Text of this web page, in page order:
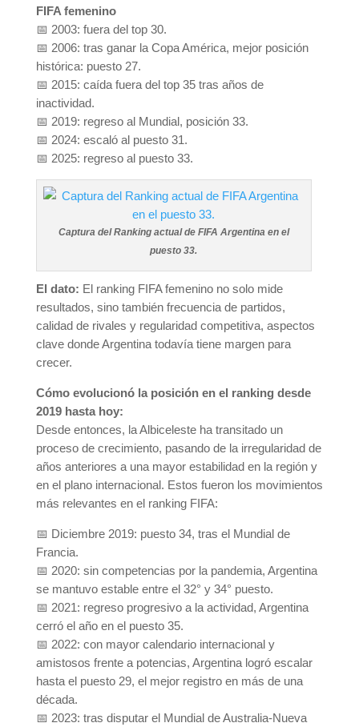
FIFA femenino
📅 2003: fuera del top 30.
📅 2006: tras ganar la Copa América, mejor posición
histórica: puesto 27.
📅 2015: caída fuera del top 35 tras años de
inactividad.
📅 2019: regreso al Mundial, posición 33.
📅 2024: escaló al puesto 31.
📅 2025: regreso al puesto 33.
Captura del Ranking actual de FIFA Argentina en el
puesto 33.
El dato: El ranking FIFA femenino no solo mide
resultados, sino también frecuencia de partidos,
calidad de rivales y regularidad competitiva, aspectos
clave donde Argentina todavía tiene margen para
crecer.
Cómo evolucionó la posición en el ranking desde
2019 hasta hoy:
Desde entonces, la Albiceleste ha transitado un
proceso de crecimiento, pasando de la irregularidad de
años anteriores a una mayor estabilidad en la región y
en el plano internacional. Estos fueron los movimientos
más relevantes en el ranking FIFA:
📅 Diciembre 2019: puesto 34, tras el Mundial de
Francia.
📅 2020: sin competencias por la pandemia, Argentina
se mantuvo estable entre el 32° y 34° puesto.
📅 2021: regreso progresivo a la actividad, Argentina
cerró el año en el puesto 35.
📅 2022: con mayor calendario internacional y
amistosos frente a potencias, Argentina logró escalar
hasta el puesto 29, el mejor registro en más de una
década.
📅 2023: tras disputar el Mundial de Australia-Nueva